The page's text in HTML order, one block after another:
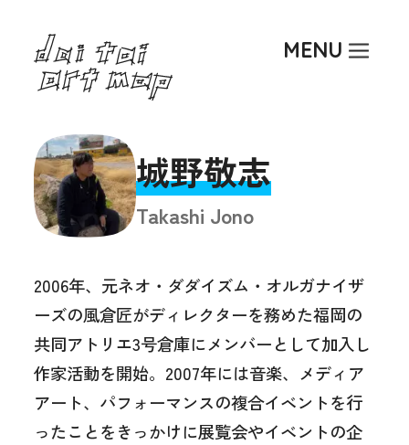
MENU
Top
About
Researcher
Article
Event
城野敬志
Takashi Jono
2006年、元ネオ・ダダイズム・オルガナイザ
ーズの風倉匠がディレクターを務めた福岡の
共同アトリエ3号倉庫にメンバーとして加入し
作家活動を開始。2007年には音楽、メディア
アート、パフォーマンスの複合イベントを行
ったことをきっかけに展覧会やイベントの企